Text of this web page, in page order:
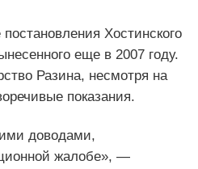
Хостинского
еще в 2007 году.
Разина, несмотря на
показания.
доводами,
жалобе», —